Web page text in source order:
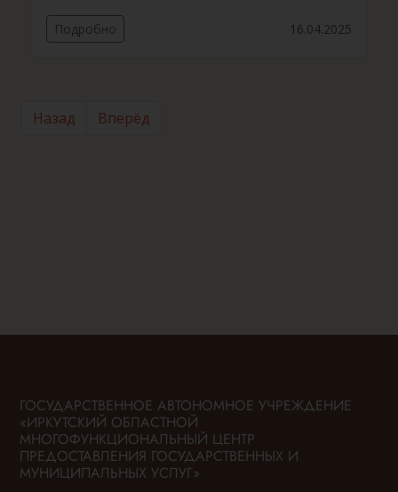
Подробно 16.04.2025
Назад Вперёд
ГОСУДАРСТВЕННОЕ АВТОНОМНОЕ УЧРЕЖДЕНИЕ
«ИРКУТСКИЙ ОБЛАСТНОЙ
МНОГОФУНКЦИОНАЛЬНЫЙ ЦЕНТР
ПРЕДОСТАВЛЕНИЯ ГОСУДАРСТВЕННЫХ И
МУНИЦИПАЛЬНЫХ УСЛУГ»